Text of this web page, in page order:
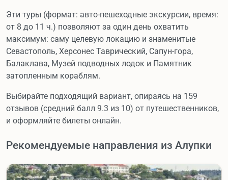
Эти туры (формат: авто-пешеходные экскурсии, время:
от 8 до 11 ч.) позволяют за один день охватить
максимум: саму целевую локацию и знаменитые
Севастополь, Херсонес Таврический, Сапун-гора,
Балаклава, Музей подводных лодок и Памятник
затопленным кораблям.
Выбирайте подходящий вариант, опираясь на 159
отзывов (средний балл 9.3 из 10) от путешественников,
и оформляйте билеты онлайн.
Рекомендуемые направления из Алупки